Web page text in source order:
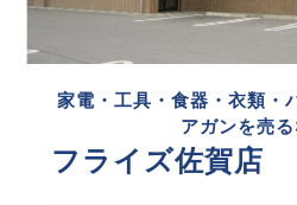
家電・工具・食器・衣類・
アガンを売る
フライズ佐賀店